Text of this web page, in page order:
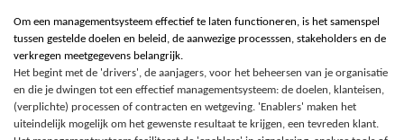
Om een managementsysteem effectief te laten functioneren, is het samenspel
tussen gestelde doelen en beleid, de aanwezige processsen, stakeholders en de
verkregen meetgegevens belangrijk.
Het begint met de 'drivers', de aanjagers, voor het beheersen van je organisatie
en die je dwingen tot een effectief managementsysteem: de doelen, klanteisen,
(verplichte) processen of contracten en wetgeving. 'Enablers' maken het
uiteindelijk mogelijk om het gewenste resultaat te krijgen, een tevreden klant.